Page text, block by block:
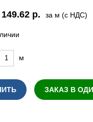
149.62 р. за м (с НДС)
м
ЗАКАЗ В